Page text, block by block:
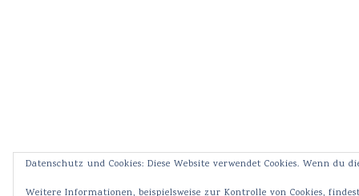
Datenschutz und Cookies: Diese Website verwendet Cookies. Wenn
Weitere Informationen, beispielsweise zur Kontrolle von Cookies,